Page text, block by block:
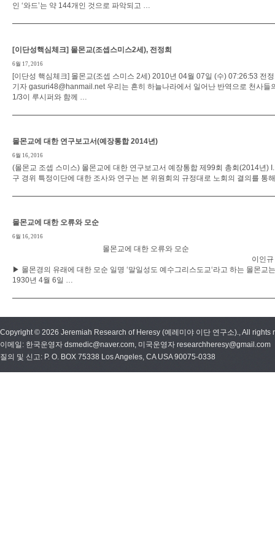
인 ‘와드’는 약 144개인 것으로 파악되고 …
[이단성핵심체크] 몰몬교(조셉스미스2세), 전정희
6월 17, 2016
[이단성 핵심체크] 몰몬교(조셉 스미스 2세) 2010년 04월 07일 (수) 07:26:53 전
기자 gasuri48@hanmail.net 우리는 흔히 하늘나라에서 일어난 반역으로 천사들
1/3이 루시퍼와 함께 …
몰몬교에 대한 연구보고서(예장통합 2014년)
6월 16, 2016
(몰몬교 조셉 스미스) 몰몬교에 대한 연구보고서 예장통합 제99회 총회(2014년)
구 경위 특정이단에 대한 조사와 연구는 본 위원회의 규정대로 노회의 결의를 통
몰몬교에 대한 오류와 모순
6월 16, 2016
몰몬교에 대한 오류와 모순
이인
▶ 몰몬경의 유래에 대한 모순 일명 ‘말일성도 예수그리스도교‘라고 하는 몰몬교는
1930년 4월 6일 …
Copyright © 2026 Jeremiah Research of Heresy (예레미야 이단 연구소)., All rights
이메일: 한국운영자 dsmedic@naver.com, 미국운영자 researchheresy@gmail.com
질의 및 신고: P. O. BOX 75338 Los Angeles, CA USA 90075-0338